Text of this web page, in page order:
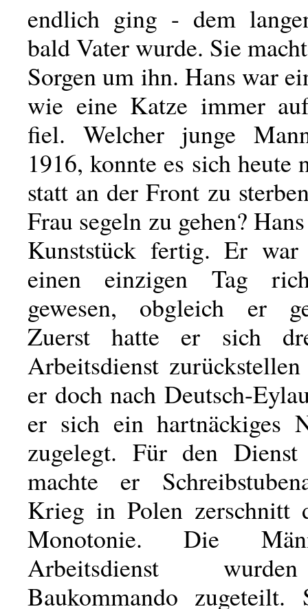
endlich ging - dem
bald Vater wurde. Sie
Sorgen um ihn. Hans war
wie eine Katze immer
fiel. Welcher junge
1916, konnte es sich heute
statt an der Front zu
Frau segeln zu gehen?
Kunststück fertig. Er
einen einzigen Tag
gewesen, obgleich er
Zuerst hatte er sich
Arbeitsdienst
er doch nach Deutsch-
er sich ein hartnäckiges
zugelegt. Für den Dienst
machte er
Krieg in Polen zerschnitt
Monotonie. Die
Arbeitsdienst
Baukommando zugeteilt.